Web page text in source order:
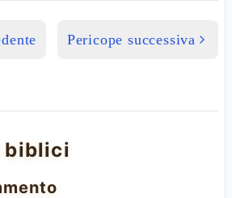
Pericope successiva
biblici